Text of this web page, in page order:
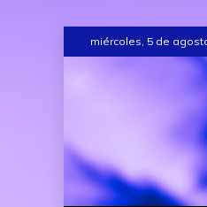
Saltar
al
miércoles, 5 de